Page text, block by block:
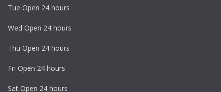
Tue Open 24 hours
Wed Open 24 hours
Thu Open 24 hours
Fri Open 24 hours
Sat Open 24 hours